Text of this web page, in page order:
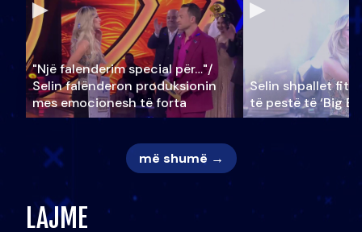
"Një falenderim special për…"/
Selin falënderon produksionin
mes emocionesh të forta
Selin shpallet
të pestë të ‘Big
më shumë →
LAJME